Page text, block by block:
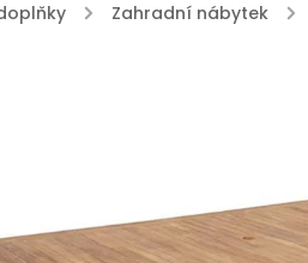
/ Zahradní nábytek /